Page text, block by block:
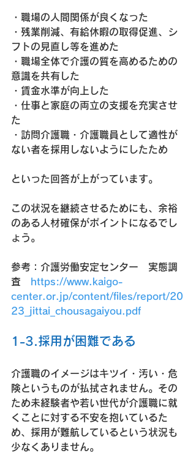
・職場の人間関係が良くなった
・残業削減、有給休暇の取得促進、シ
フトの見直し等を進めた
・職場全体で介護の質を高めるための
意識を共有した
・賃金水準が向上した
・仕事と家庭の両立の支援を充実させ
た
・訪問介護職・介護職員として適性が
ない者を採用しないようにしたため
といった回答が上がっています。
この状況を継続させるためにも、余裕
のある人材確保がポイントになるでし
ょう。
参考：介護労働安定センター　実態調
査
https://www.kaigo-
center.or.jp/content/files/report/20
23_jittai_chousagaiyou.pdf
1-3.採用が困難である
介護職のイメージはキツイ・汚い・危
険というものが払拭されません。その
ため未経験者や若い世代が介護職に就
くことに対する不安を抱いているた
め、採用が難航しているという状況も
少なくありません。